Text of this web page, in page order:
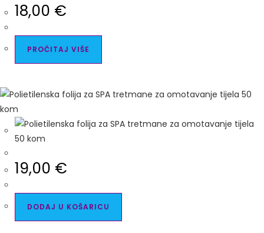
18,00 €
PROČITAJ VIŠE
19,00 €
DODAJ U KOŠARICU